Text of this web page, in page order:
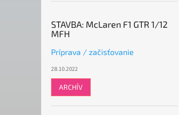
STAVBA: McLaren F1 GTR 1/12
MFH
Príprava / začisťovanie
28.10.2022
ARCHÍV